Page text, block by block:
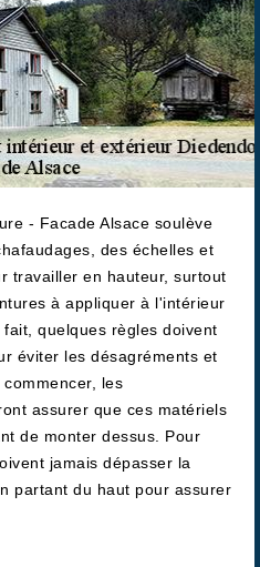
- Facade Alsace soulève
des échelles et
travailler en hauteur, surtout
à appliquer à l'intérieur
quelques règles doivent
éviter les désagréments et
les
assurer que ces matériels
de monter dessus. Pour
jamais dépasser la
partant du haut pour assurer